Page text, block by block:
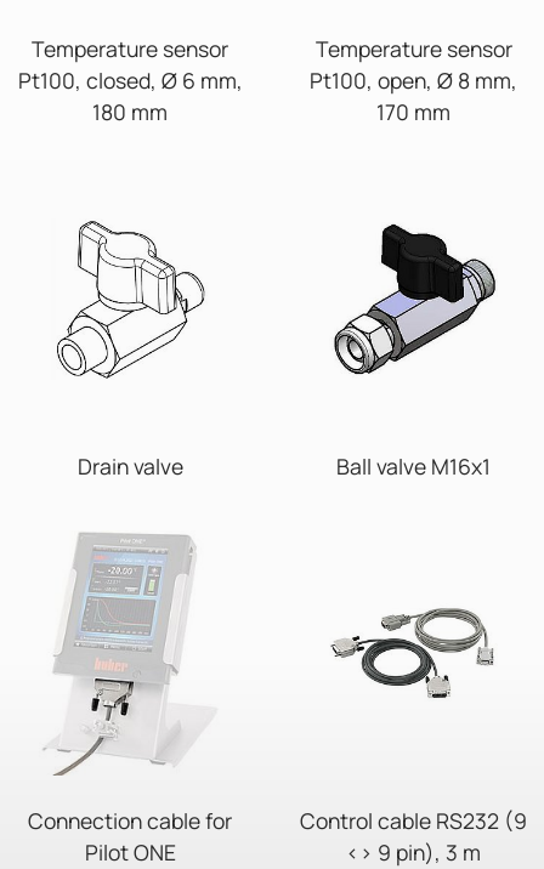
Temperature sensor
Pt100, closed, Ø 6 mm,
180 mm
Temperature sensor
Pt100, open, Ø 8 mm,
170 mm
Drain valve Ball valve M16x1
Connection cable for
Pilot ONE
Control cable RS232 (9
<> 9 pin), 3 m